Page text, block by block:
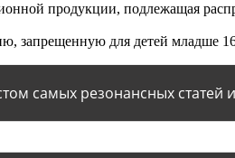
продукции, подлежащая
запрещенную для детей младше
самых резонансных статей